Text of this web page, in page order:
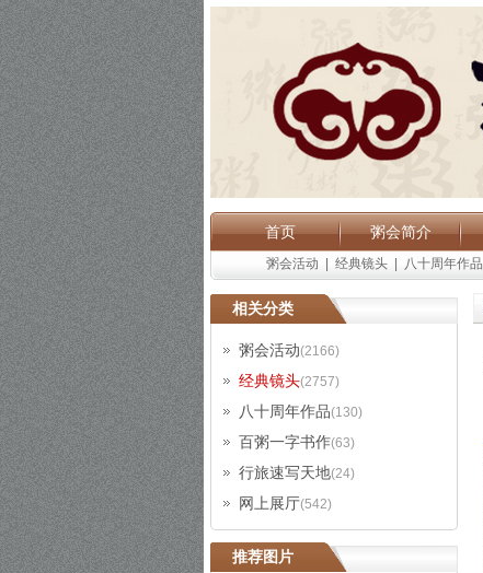
首页 粥会简介
粥会活动 经典镜头 八十周年作品
相关分类
粥会活动(2166)
经典镜头(2757)
八十周年作品(130)
百粥一字书作(63)
行旅速写天地(24)
网上展厅(542)
推荐图片